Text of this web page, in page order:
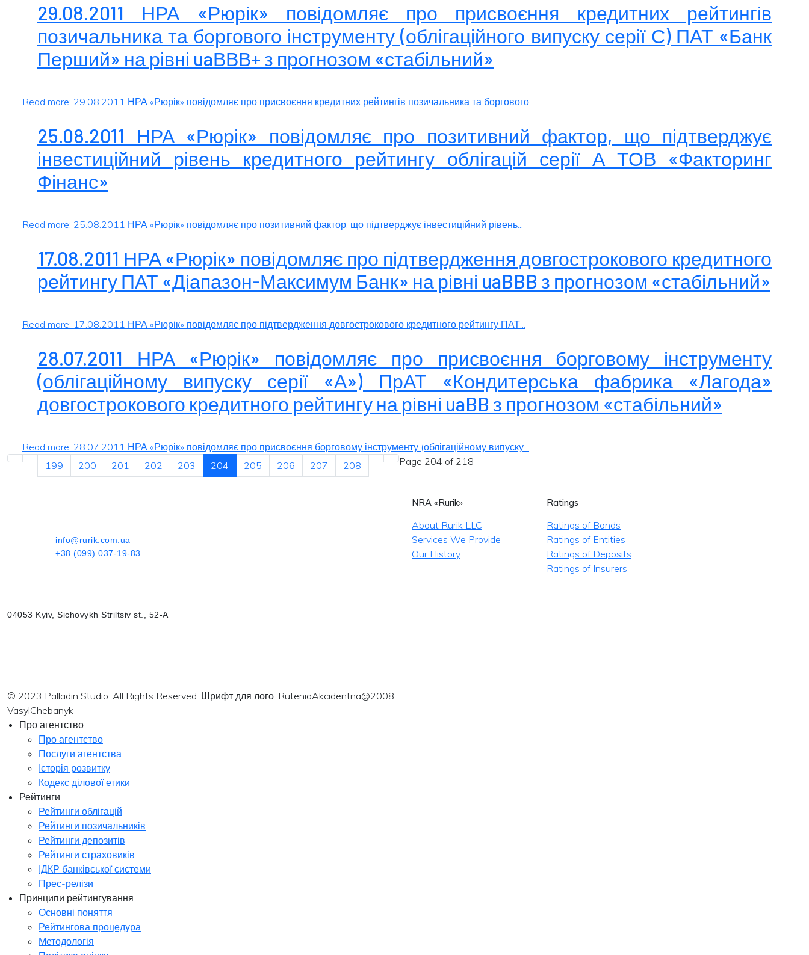
29.08.2011 НРА «Рюрік» повідомляє про присвоєння кредитних рейтингів
позичальника та боргового інструменту (облігаційного випуску серії С) ПАТ «Банк
Перший» на рівні uaВВВ+ з прогнозом «стабільний»
Read more: 29.08.2011 НРА «Рюрік» повідомляє про присвоєння кредитних рейтингів позичальника та боргового...
25.08.2011 НРА «Рюрік» повідомляє про позитивний фактор, що підтверджує
інвестиційний рівень кредитного рейтингу облігацій серії А ТОВ «Факторинг
Фінанс»
Read more: 25.08.2011 НРА «Рюрік» повідомляє про позитивний фактор, що підтверджує інвестиційний рівень...
17.08.2011 НРА «Рюрік» повідомляє про підтвердження довгострокового кредитного
рейтингу ПАТ «Діапазон-Максимум Банк» на рівні uaBBB з прогнозом «стабільний»
Read more: 17.08.2011 НРА «Рюрік» повідомляє про підтвердження довгострокового кредитного рейтингу ПАТ...
28.07.2011 НРА «Рюрік» повідомляє про присвоєння борговому інструменту
(облігаційному випуску серії «А») ПрАТ «Кондитерська фабрика «Лагода»
довгострокового кредитного рейтингу на рівні uaBB з прогнозом «стабільний»
Read more: 28.07.2011 НРА «Рюрік» повідомляє про присвоєння борговому інструменту (облігаційному випуску...
199
200 201 202 203 204 205 206 207 208 Page 204 of 218
info@rurik.com.ua
+38 (099) 037-19-83
04053 Kyiv, Sichovykh Striltsiv st., 52-A
NRA «Rurik»
About Rurik LLC
Services We Provide
Our History
Ratings
Ratings of Bonds
Ratings of Entities
Ratings of Deposits
Ratings of Insurers
© 2023 Palladin Studio. All Rights Reserved. Шрифт для лого: RuteniaAkcidentna@2008
VasylChebanyk
Про агентство
Про агентство
Послуги агентства
Історія розвитку
Кодекс ділової етики
Рейтинги
Рейтинги облігацій
Рейтинги позичальників
Рейтинги депозитів
Рейтинги страховиків
ІДКР банківської системи
Прес-релізи
Принципи рейтингування
Основні поняття
Рейтингова процедура
Методологія